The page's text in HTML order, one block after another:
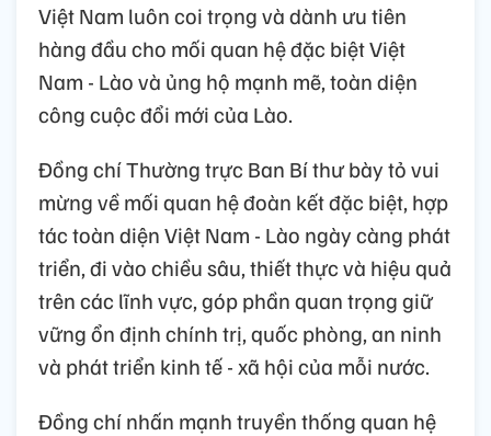
Việt Nam luôn coi trọng và dành ưu tiên
hàng đầu cho mối quan hệ đặc biệt Việt
Nam - Lào và ủng hộ mạnh mẽ, toàn diện
công cuộc đổi mới của Lào.
Đồng chí Thường trực Ban Bí thư bày tỏ vui
mừng về mối quan hệ đoàn kết đặc biệt, hợp
tác toàn diện Việt Nam - Lào ngày càng phát
triển, đi vào chiều sâu, thiết thực và hiệu quả
trên các lĩnh vực, góp phần quan trọng giữ
vững ổn định chính trị, quốc phòng, an ninh
và phát triển kinh tế - xã hội của mỗi nước.
Đồng chí nhấn mạnh truyền thống quan hệ